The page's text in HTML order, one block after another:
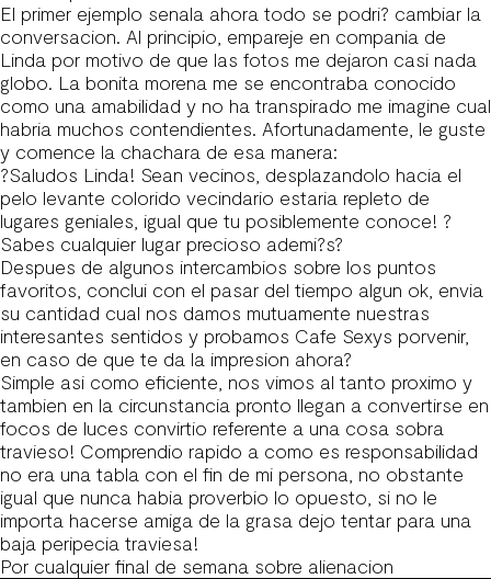
El primer ejemplo senala ahora todo se podri? cambiar la
conversacion. Al principio, empareje en compania de
Linda por motivo de que las fotos me dejaron casi nada
globo. La bonita morena me se encontraba conocido
como una amabilidad y no ha transpirado me imagine cual
habria muchos contendientes. Afortunadamente, le guste
y comence la chachara de esa manera:
?Saludos Linda! Sean vecinos, desplazandolo hacia el
pelo levante colorido vecindario estaria repleto de
lugares geniales, igual que tu posiblemente conoce! ?
Sabes cualquier lugar precioso ademi?s?
Despues de algunos intercambios sobre los puntos
favoritos, conclui con el pasar del tiempo algun ok, envia
su cantidad cual nos damos mutuamente nuestras
interesantes sentidos y probamos Cafe Sexys porvenir,
en caso de que te da la impresion ahora?
Simple asi como eficiente, nos vimos al tanto proximo y
tambien en la circunstancia pronto llegan a convertirse en
focos de luces convirtio referente a una cosa sobra
travieso! Comprendio rapido a como es responsabilidad
no era una tabla con el fin de mi persona, no obstante
igual que nunca habia proverbio lo opuesto, si no le
importa hacerse amiga de la grasa dejo tentar para una
baja peripecia traviesa!
Por cualquier final de semana sobre alienacion